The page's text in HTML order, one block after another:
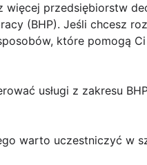
więcej przedsiębiorstw
(BHP). Jeśli chcesz
które pomogą
usługi z zakresu
warto uczestniczyć w